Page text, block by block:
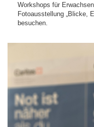
Workshops für
Fotoausstellung „Blicke,
besuchen.